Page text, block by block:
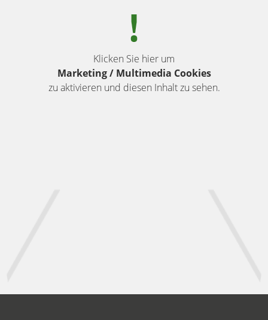
Klicken Sie hier um
Marketing / Multimedia Cookies
zu aktivieren und diesen Inhalt zu sehen.